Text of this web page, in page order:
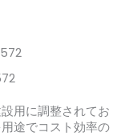
用に調整されてお
途でコスト効率の